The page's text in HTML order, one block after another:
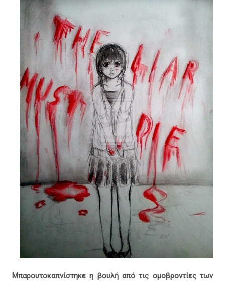
Μπαρουτοκαπνίστηκε η βουλή από τις ομοβροντίες των